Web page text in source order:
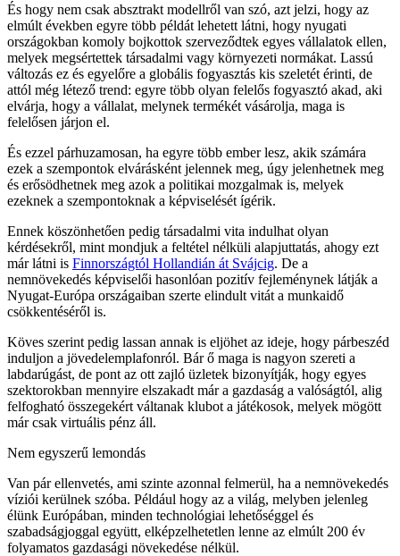
És hogy nem csak absztrakt modellről van szó, azt jelzi, hogy az
elmúlt években egyre több példát lehetett látni, hogy nyugati
országokban komoly bojkottok szerveződtek egyes vállalatok ellen,
melyek megsértettek társadalmi vagy környezeti normákat. Lassú
változás ez és egyelőre a globális fogyasztás kis szeletét érinti, de
attól még létező trend: egyre több olyan felelős fogyasztó akad, aki
elvárja, hogy a vállalat, melynek termékét vásárolja, maga is
felelősen járjon el.
És ezzel párhuzamosan, ha egyre több ember lesz, akik számára
ezek a szempontok elvárásként jelennek meg, úgy jelenhetnek meg
és erősödhetnek meg azok a politikai mozgalmak is, melyek
ezeknek a szempontoknak a képviselését ígérik.
Ennek köszönhetően pedig társadalmi vita indulhat olyan
kérdésekről, mint mondjuk a feltétel nélküli alapjuttatás, ahogy ezt
már látni is Finnországtól Hollandián át Svájcig. De a
nemnövekedés képviselői hasonlóan pozitív fejleménynek látják a
Nyugat-Európa országaiban szerte elindult vitát a munkaidő
csökkentéséről is.
Köves szerint pedig lassan annak is eljöhet az ideje, hogy párbeszéd
induljon a jövedelemplafonról. Bár ő maga is nagyon szereti a
labdarúgást, de pont az ott zajló üzletek bizonyítják, hogy egyes
szektorokban mennyire elszakadt már a gazdaság a valóságtól, alig
felfogható összegekért váltanak klubot a játékosok, melyek mögött
már csak virtuális pénz áll.
Nem egyszerű lemondás
Van pár ellenvetés, ami szinte azonnal felmerül, ha a nemnövekedés
víziói kerülnek szóba. Például hogy az a világ, melyben jelenleg
élünk Európában, minden technológiai lehetőséggel és
szabadságjoggal együtt, elképzelhetetlen lenne az elmúlt 200 év
folyamatos gazdasági növekedése nélkül.